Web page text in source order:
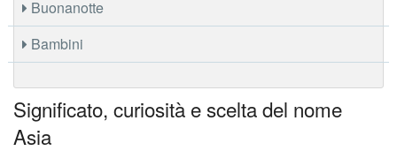
Buonanotte
Bambini
Significato, curiosità e scelta del nome
Asia